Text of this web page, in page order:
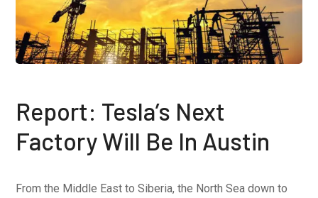
Report: Tesla’s Next
Factory Will Be In Austin
From the Middle East to Siberia, the North Sea down to